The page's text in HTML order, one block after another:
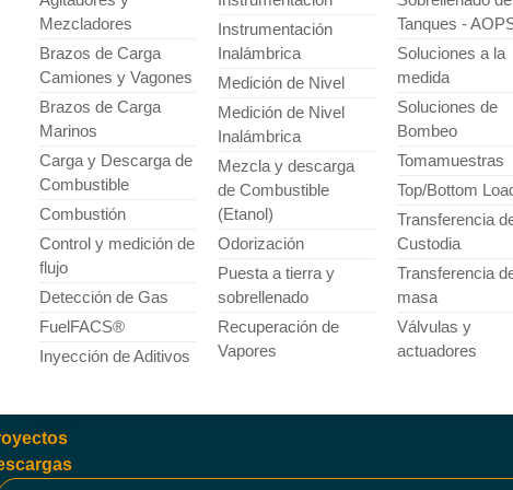
Mezcladores
Brazos de Carga
Camiones y Vagones
Brazos de Carga
Marinos
Carga y Descarga de
Combustible
Combustión
Control y medición de
flujo
Detección de Gas
FuelFACS®
Inyección de Aditivos
Instrumentación
Inalámbrica
Medición de Nivel
Medición de Nivel
Inalámbrica
Mezcla y descarga
de Combustible
(Etanol)
Odorización
Puesta a tierra y
sobrellenado
Recuperación de
Vapores
Tanques -
Soluciones a la
medida
Soluciones de
Bombeo
Tomamuestras
Top/Bottom
Transferencia
Custodia
Transferencia
masa
Válvulas y
actuadores